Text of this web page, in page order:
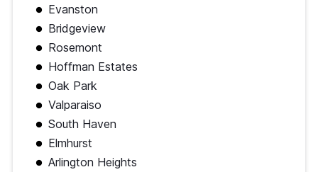
Evanston
Bridgeview
Rosemont
Hoffman Estates
Oak Park
Valparaiso
South Haven
Elmhurst
Arlington Heights